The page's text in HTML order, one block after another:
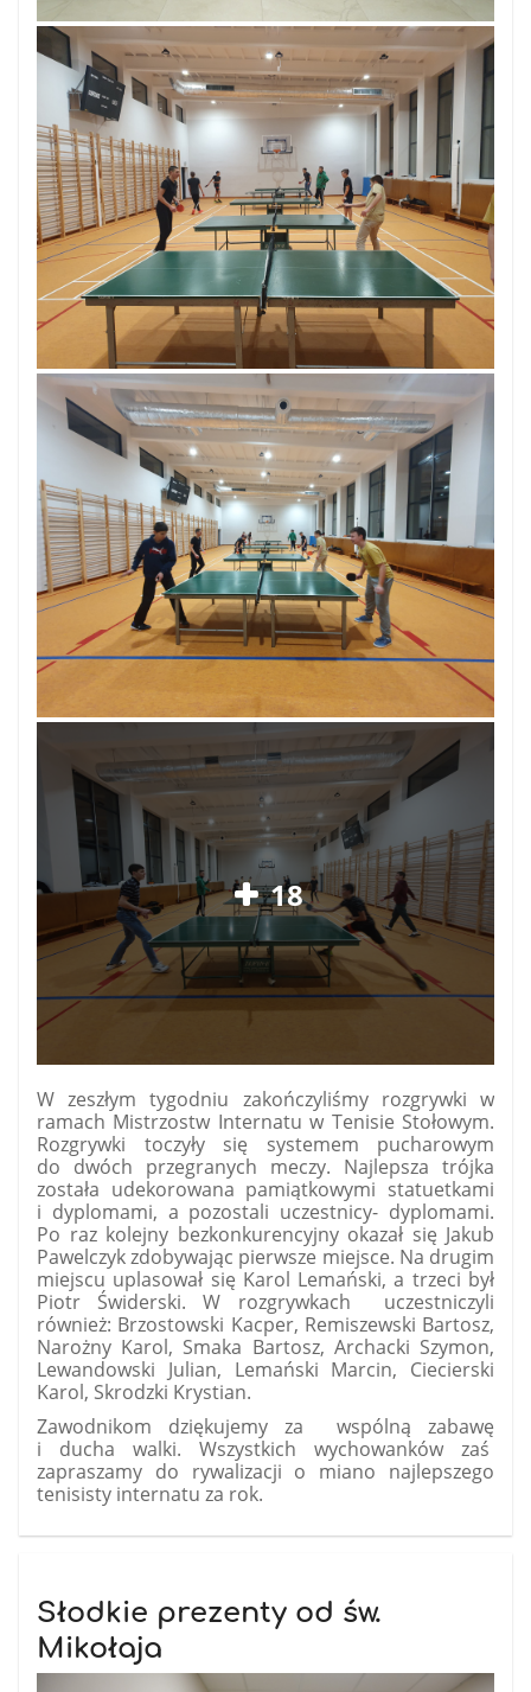
18
W zeszłym tygodniu zakończyliśmy rozgrywki w
ramach Mistrzostw Internatu w Tenisie Stołowym.
Rozgrywki toczyły się systemem pucharowym
do dwóch przegranych meczy. Najlepsza trójka
została udekorowana pamiątkowymi statuetkami
i dyplomami, a pozostali uczestnicy- dyplomami.
Po raz kolejny bezkonkurencyjny okazał się Jakub
Pawelczyk zdobywając pierwsze miejsce. Na drugim
miejscu uplasował się Karol Lemański, a trzeci był
Piotr Świderski. W rozgrywkach uczestniczyli
również: Brzostowski Kacper, Remiszewski Bartosz,
Narożny Karol, Smaka Bartosz, Archacki Szymon,
Lewandowski Julian, Lemański Marcin, Ciecierski
Karol, Skrodzki Krystian.
Zawodnikom dziękujemy za wspólną zabawę
i ducha walki. Wszystkich wychowanków zaś
zapraszamy do rywalizacji o miano najlepszego
tenisisty internatu za rok.
Słodkie prezenty od św.
Mikołaja